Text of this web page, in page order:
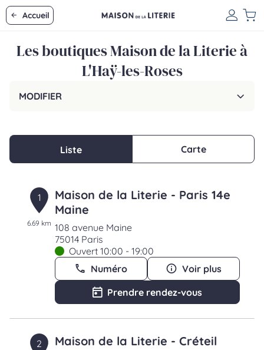
Accueil
Les boutiques Maison de la Literie à
L'Haÿ-les-Roses
MODIFIER
Liste Carte
1
6.69 km
Maison de la Literie - Paris 14e
Maine
108 avenue Maine
75014 Paris
Ouvert 10:00 - 19:00
Numéro
Voir plus
Prendre rendez-vous
2 Maison de la Literie - Créteil